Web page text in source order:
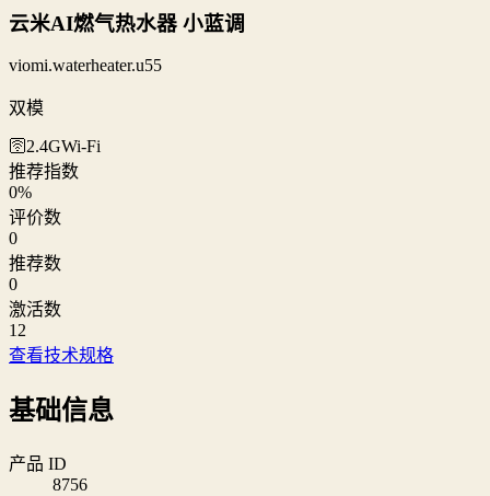
云米AI燃气热水器 小蓝调
viomi.waterheater.u55
双模
🛜2.4GWi‑Fi
推荐指数
0%
评价数
0
推荐数
0
激活数
12
查看技术规格
基础信息
产品 ID
8756